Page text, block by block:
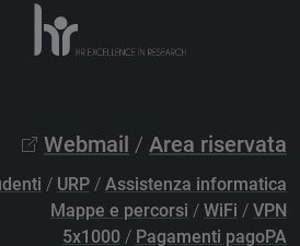
Webmail / Area riservata
/ URP / Assistenza informatica
Mappe e percorsi / WiFi / VPN
5x1000 / Pagamenti pagoPA